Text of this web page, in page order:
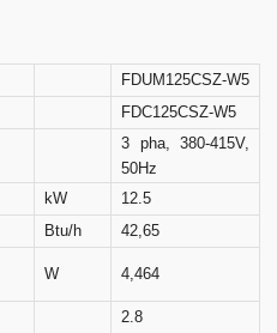
FDUM125CSZ-W5
FDC125CSZ-W5
3 pha, 380-415V,
50Hz
kW
12.5
Btu/h
42,65
W 4,464
2.8